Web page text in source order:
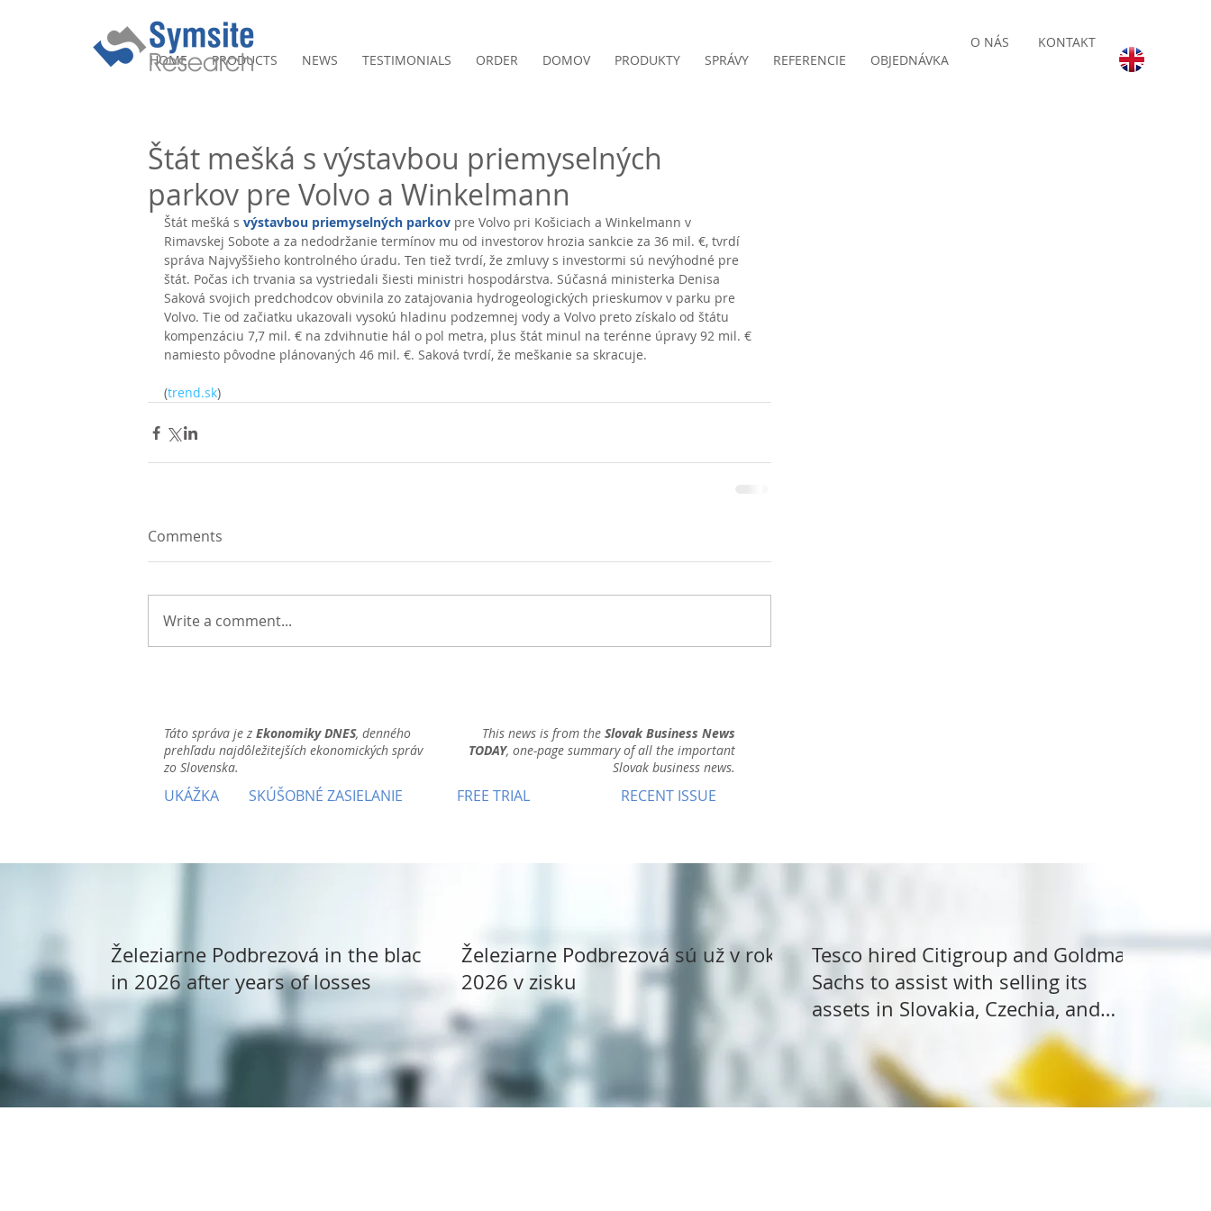
KONTAKT
O NÁS
HOME
PRODUCTS NEWS TESTIMONIALS ORDER DOMOV PRODUKTY SPRÁVY REFERENCIE OBJEDNÁVKA
Štát mešká s výstavbou priemyselných
parkov pre Volvo a Winkelmann
Štát mešká s výstavbou priemyselných parkov pre Volvo pri Košiciach a Winkelmann v
Rimavskej Sobote a za nedodržanie termínov mu od investorov hrozia sankcie za 36 mil. €, tvrdí
správa Najvyššieho kontrolného úradu. Ten tiež tvrdí, že zmluvy s investormi sú nevýhodné pre
štát. Počas ich trvania sa vystriedali šiesti ministri hospodárstva. Súčasná ministerka Denisa
Saková svojich predchodcov obvinila zo zatajovania hydrogeologických prieskumov v parku pre
Volvo. Tie od začiatku ukazovali vysokú hladinu podzemnej vody a Volvo preto získalo od štátu
kompenzáciu 7,7 mil. € na zdvihnutie hál o pol metra, plus štát minul na terénne úpravy 92 mil. €
namiesto pôvodne plánovaných 46 mil. €. Saková tvrdí, že meškanie sa skracuje.
(trend.sk)
Comments
Write a comment...
Táto správa je z Ekonomiky DNES, denného
prehľadu najdôležitejších ekonomických správ
zo Slovenska.
UKÁŽKA SKÚŠOBNÉ ZASIELANIE
This news is from the Slovak Business News
TODAY, one-page summary of all the important
Slovak business news.
FREE TRIAL RECENT ISSUE
Železiarne Podbrezová in the black
in 2026 after years of losses
Železiarne Podbrezová sú už v roku
2026 v zisku
Tesco hired Citigroup and Goldman
Sachs to assist with selling its
assets in Slovakia, Czechia, and
Hungary